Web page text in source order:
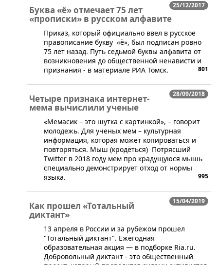
25/12/2017
Буква «ё» отмечает 75 лет
«прописки» в русском алфавите
​Приказ, который официально ввел в русское
правописание букву «ё», был подписан ровно
75 лет назад. Путь седьмой буквы алфавита от
возникновения до общественной ненависти и
признания - в материале РИА Томск.
801
28/09/2018
Четыре признака интернет-
мема вычислили ученые
​«Мемасик – это шутка с картинкой», – говорит
молодежь. Для ученых мем – культурная
информация, которая может копироваться и
повторяться. Мыш (кродёться) Потрясший
Twitter в 2018 году мем про крадущуюся мышь
специально демонстрирует отход от нормы
языка.
995
15/04/2019
Как прошел «Тотальный
диктант»
​13 апреля в России и за рубежом прошел
"Тотальный диктант". Ежегодная
образовательная акция — в подборке Ria.ru.
Добровольный диктант - это общественный